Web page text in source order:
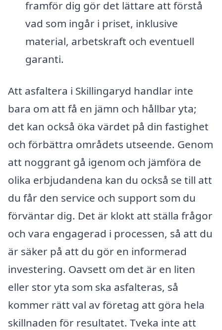
framför dig gör det lättare att förstå
vad som ingår i priset, inklusive
material, arbetskraft och eventuell
garanti.
Att asfaltera i Skillingaryd handlar inte
bara om att få en jämn och hållbar yta;
det kan också öka värdet på din fastighet
och förbättra områdets utseende. Genom
att noggrant gå igenom och jämföra de
olika erbjudandena kan du också se till att
du får den service och support som du
förväntar dig. Det är klokt att ställa frågor
och vara engagerad i processen, så att du
är säker på att du gör en informerad
investering. Oavsett om det är en liten
eller stor yta som ska asfalteras, så
kommer rätt val av företag att göra hela
skillnaden för resultatet. Tveka inte att